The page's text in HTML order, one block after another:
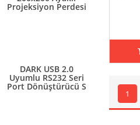
Projeksiyon Perdesi
DARK USB 2.0
Uyumlu RS232 Seri
Port Dönüştürücü S
1